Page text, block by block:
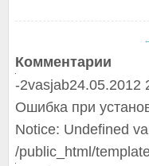
Комментарии
-2vasjab24.05.2012
Ошибка при
Notice: Undefined
/public_html/